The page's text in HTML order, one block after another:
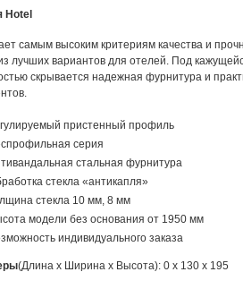
Hotel
самым высоким критериям качества и
лучших вариантов для отелей. Под
скрывается надежная фурнитура и
пристенный профиль
серия
стальная фурнитура
стекла «антикапля»
стекла 10 мм, 8 мм
модели без основания от 1950 мм
индивидуального заказа
(Длина х Ширина х Высота): 0 x 130 x 195